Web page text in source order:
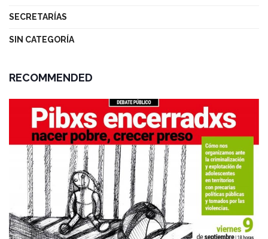
SECRETARÍAS
SIN CATEGORÍA
RECOMMENDED